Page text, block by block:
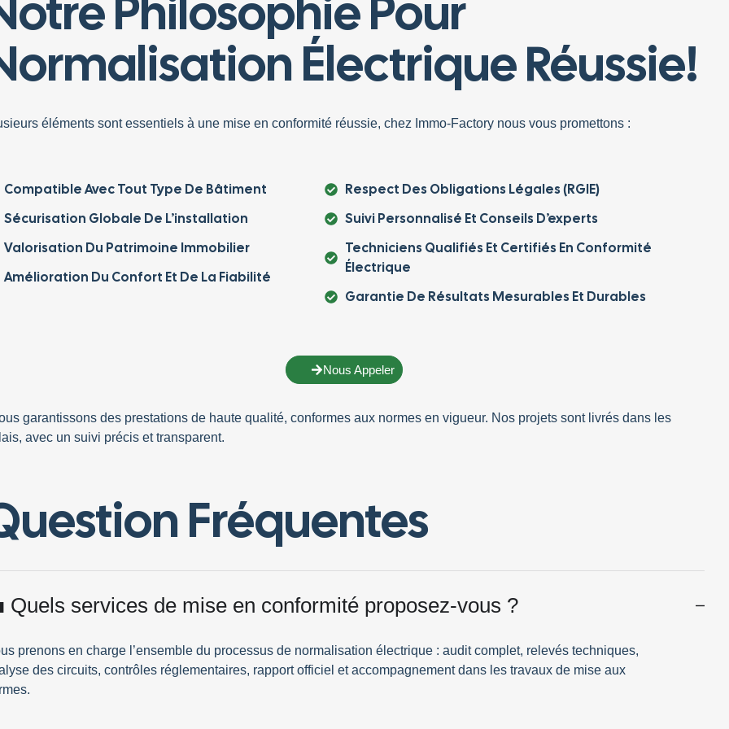
Électrique Réussie!
éléments sont essentiels à une mise en conformité réussie, chez Immo-Factory nous vous promettons :
Compatible Avec Tout Type De Bâtiment
Sécurisation Globale De L’installation
Valorisation Du Patrimoine Immobilier
Amélioration Du Confort Et De La Fiabilité
Respect Des Obligations Légales (RGIE)
Suivi Personnalisé Et Conseils D’experts
Techniciens Qualifiés Et Certifiés En Conformité
Électrique
Garantie De Résultats Mesurables Et Durables
Nous Appeler
garantissons des prestations de haute qualité, conformes aux normes en vigueur. Nos projets sont livrésdans les
, avec unsuivi précis ettransparent.
Fréquentes
Quels services de mise en conformité proposez-vous ?
prenons en charge l’ensemble du processus de normalisation électrique : audit complet, relevés techniques,
des circuits, contrôles réglementaires, rapport officiel et accompagnement dans les travaux de mise aux